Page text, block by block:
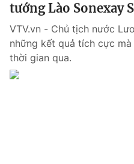
Liên hệ tòa soạn
THỜI BÁO VTV
tướng Lào Sonexay
VTV.vn - Chủ tịch nước
những kết quả tích cực
thời gian qua.